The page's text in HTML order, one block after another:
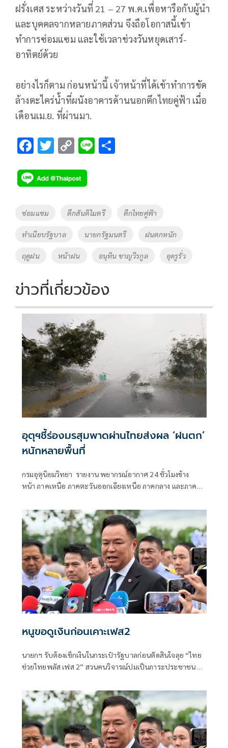
ฝรั่งเศส ระหว่างวันที่ 21 – 27 พ.ค.เพื่อหารือกับผู้นำ
และบุคคลจากหลายภาคส่วน จึงถือโอกาสนี้เข้า
ทำการซ่อมแซม และใช้เวลาช่วงวันหยุดเสาร์-
อาทิตย์ด้วย
อย่างไรก็ตาม ก่อนหน้านี้ เจ้าหน้าที่ได้เข้าทำการขัด
ล้างตะไคร่น้ำที่ผนังอาคารด้านนอกตึกไทยคู่ฟ้า เมื่อ
เดือนเม.ย. ที่ผ่านมา.
F
e
b
o
o
k
T
tt
er
C
p
y
Li
Li
Tags
ซ่อมแซม ตึกสันติไมตรี ตึกไทยคู่ฟ้า
ทำเนียบรัฐบาล นายกรัฐมนตรี ฝนตกหนัก
ฤดูฝน หน้าฝน อนุทิน ขาญวีรกูล อุดรูรั่ว
ข่าวที่เกี่ยวข้อง
อุตุฯชี้ร่องมรสุมพาดผ่านไทยส่งผล ‘ฝนตก’
หนักหลายพื้นที่
กรมอุตุนิยมวิทยา รายงาน พยากรณ์อากาศ 24 ชั่วโมงข้าง
หน้า ภาคเหนือ ภาคตะวันออกเฉียงเหนือ ภาคกลาง และภาค
หนูขอดูเงินก่อนเคาะเฟส2
นายกฯ รับต้องเช็กเงินในกระเป๋ารัฐบาลก่อนตัดสินใจลุย “ไทย
ช่วยไทยพลัส เฟส 2” สวนคนวิจารณ์ปมเป็นภาระประชาชน ชี้
ไทยพลัสหรือไม่